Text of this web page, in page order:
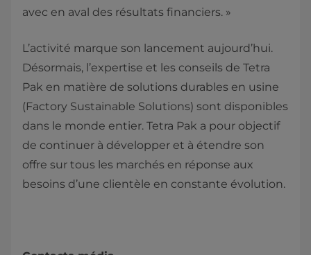
avec en aval des résultats financiers. »
L’activité marque son lancement aujourd’hui.
Désormais, l’expertise et les conseils de Tetra
Pak en matière de solutions durables en usine
(Factory Sustainable Solutions) sont disponibles
dans le monde entier. Tetra Pak a pour objectif
de continuer à développer et à étendre son
offre sur tous les marchés en réponse aux
besoins d’une clientèle en constante évolution.